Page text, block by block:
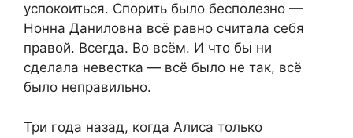
успокоиться. Спорить было бесполезно —
Нонна Даниловна всё равно считала себя
правой. Всегда. Во всём. И что бы ни
сделала невестка — всё было не так, всё
было неправильно.
Три года назад, когда Алиса только